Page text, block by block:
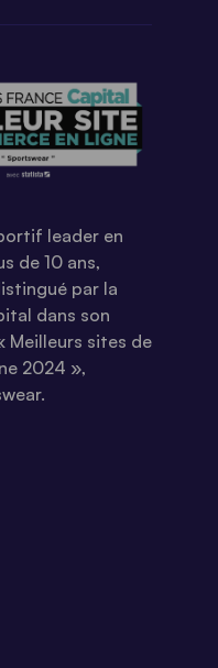
leader en
de 10 ans,
par la
dans son
Meilleurs sites de
2024 »,